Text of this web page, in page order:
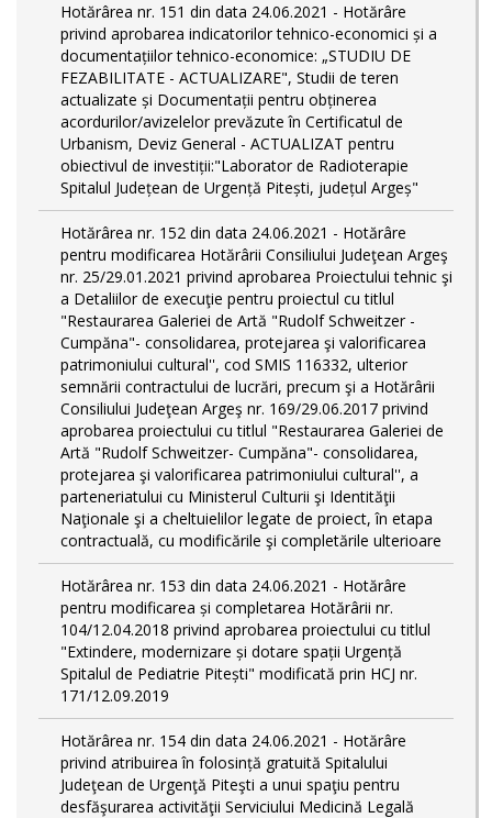
Hotărârea nr. 151 din data 24.06.2021 - Hotărâre
privind aprobarea indicatorilor tehnico-economici și a
documentațiilor tehnico-economice: „STUDIU DE
FEZABILITATE - ACTUALIZARE", Studii de teren
actualizate și Documentații pentru obținerea
acordurilor/avizelelor prevăzute în Certificatul de
Urbanism, Deviz General - ACTUALIZAT pentru
obiectivul de investiții:"Laborator de Radioterapie
Spitalul Județean de Urgență Pitești, județul Argeș"
Hotărârea nr. 152 din data 24.06.2021 - Hotărâre
pentru modificarea Hotărârii Consiliului Judeţean Argeş
nr. 25/29.01.2021 privind aprobarea Proiectului tehnic şi
a Detaliilor de execuţie pentru proiectul cu titlul
"Restaurarea Galeriei de Artă "Rudolf Schweitzer -
Cumpăna"- consolidarea, protejarea şi valorificarea
patrimoniului cultural'', cod SMIS 116332, ulterior
semnării contractului de lucrări, precum şi a Hotărârii
Consiliului Judeţean Argeş nr. 169/29.06.2017 privind
aprobarea proiectului cu titlul "Restaurarea Galeriei de
Artă "Rudolf Schweitzer- Cumpăna"- consolidarea,
protejarea şi valorificarea patrimoniului cultural'', a
parteneriatului cu Ministerul Culturii şi Identităţii
Naţionale şi a cheltuielilor legate de proiect, în etapa
contractuală, cu modificările şi completările ulterioare
Hotărârea nr. 153 din data 24.06.2021 - Hotărâre
pentru modificarea și completarea Hotărârii nr.
104/12.04.2018 privind aprobarea proiectului cu titlul
"Extindere, modernizare și dotare spații Urgență
Spitalul de Pediatrie Pitești" modificată prin HCJ nr.
171/12.09.2019
Hotărârea nr. 154 din data 24.06.2021 - Hotărâre
privind atribuirea în folosință gratuită Spitalului
Judeţean de Urgenţă Piteşti a unui spaţiu pentru
desfăşurarea activităţii Serviciului Medicină Legală